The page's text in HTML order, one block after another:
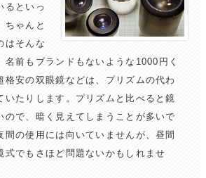
るといっ
ちゃんと
はそんな
名前もブランドもないような1000円く
格安の双眼鏡などは、プリズムの代わ
いたりします。プリズムと比べると鏡
ので、暗く見えてしまうことが多いで
間の使用には向いていませんが、昼間
式でもさほど問題ないかもしれませ